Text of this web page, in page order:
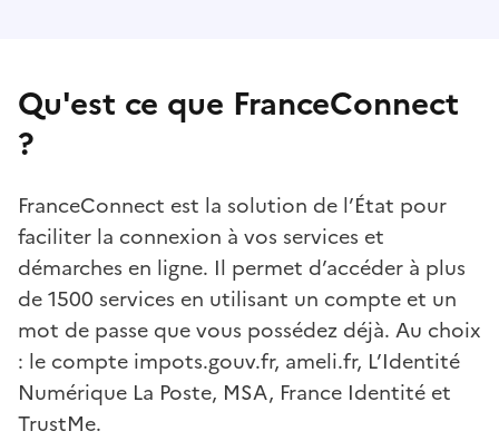
Qu'est ce que FranceConnect
?
FranceConnect est la solution de l’État pour
faciliter la connexion à vos services et
démarches en ligne. Il permet d’accéder à plus
de 1500 services en utilisant un compte et un
mot de passe que vous possédez déjà. Au choix
: le compte impots.gouv.fr, ameli.fr, L’Identité
Numérique La Poste, MSA, France Identité et
TrustMe.